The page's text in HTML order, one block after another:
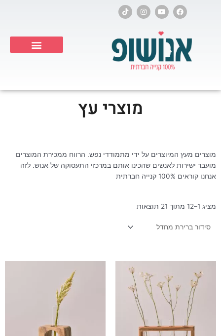
F
a
c
o
o
k
Y
o
u
u
I
n
s
a
m
T
i
k
k
מוצרי עץ
מוצרים מעץ המיוצרים על ידי מתמודדי נפש. הרווח ממכירת המוצרים
מועבר ישירות לאנשים שהכינו אותם במרכזי התעסוקה של אנוש. לזה
אנחנו קוראים 100% קנייה חברתית
מציג 1–12 מתוך 21 תוצאות